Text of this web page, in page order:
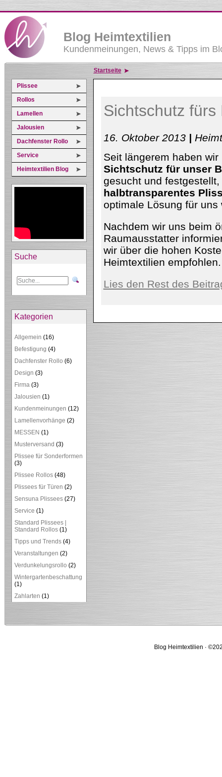
Blog Heimtextilien
Kundenmeinungen, News & Tipps im
Plissee
Rollos
Lamellen
Jalousien
Dachfenster Rollo
Service
Heimtextilien Blog
Suche
Kategorien
Allgemein (16)
Befestigung (4)
Dachfenster Rollo (6)
Design (3)
Firma(3)
Jalousien (1)
Kundenmeinungen (12)
Lamellenvorhänge (2)
MESSEN (1)
Musterversand (3)
Plissee für Sonderformen
(3)
Plissee Rollos(48)
Plissees für Türen (2)
Sensuna Plissees(27)
Service (1)
Standard Plissees |
Standard Rollos(1)
Tipps und Trends(4)
Veranstaltungen (2)
Verdunkelungsrollo (2)
Wintergartenbeschattung
(1)
Zahlarten (1)
Startseite
Sichtschutz fürs
16. Oktober 2013 |
Seit längerem haben
Sichtschutz für unser
gesucht und
halbtransparentes
optimale Lösung für uns
Nachdem wir uns beim
Raumausstatter
wir über die hohen
Heimtextilien empfohlen.
Lies den Rest des
Blog Heimtextilien ·